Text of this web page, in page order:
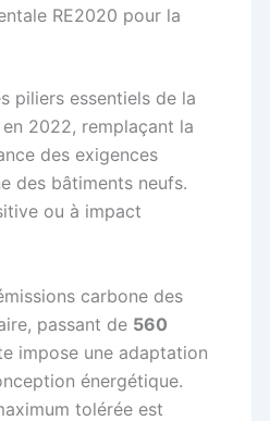
RE2020 pour la
piliers essentiels de la
2022, remplaçant la
des exigences
des bâtiments neufs.
ou à impact
carbone des
passant de 560
impose une adaptation
énergétique.
tolérée est